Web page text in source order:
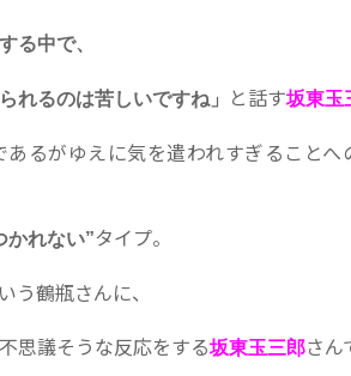
る中で、
るのは苦しいですね」 と話す坂東玉
あるがゆえに気を遣われすぎることへ
かれない”タイプ。
う鶴瓶さんに、
応をする坂東玉三郎さん